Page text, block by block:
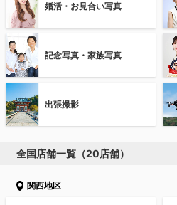
婚活・お見合い写真
記念写真・家族写真
出張撮影
全国店舗一覧（20店舗）
関西地区